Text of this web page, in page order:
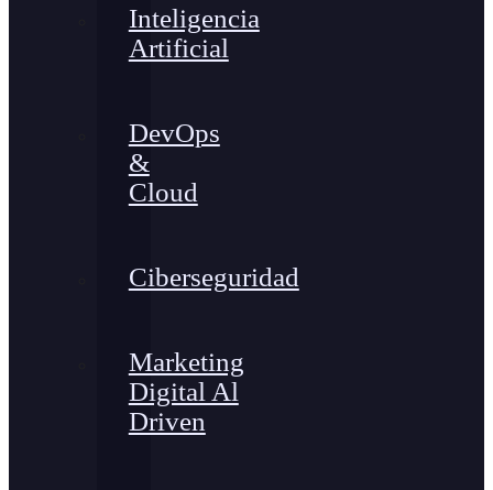
Inteligencia
Artificial
DevOps
&
Cloud
Ciberseguridad
Marketing
Digital Al
Driven